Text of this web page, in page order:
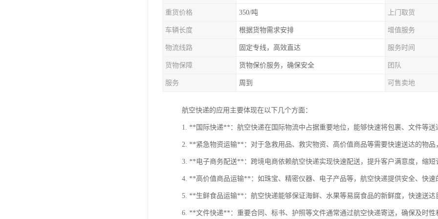
重货价格 350/吨 上门取货
车辆长度 根据货物需求安排 增值服务
物流线路 固定专线，高效直达 服务时间
货物保障 货物保价服务，确保安全 团队
服务 周到 可售卖地
航空快递的应用主要体现在以下几个方面：
1. **国际快递**：航空快递在国际物流中占据重要地位，能够快速将包裹、文件等
2. **紧急物资运输**：对于急救用品、救灾物资、高价值商品等需要快速送达的物品
3. **电子商务配送**：跨境电商依赖航空快递实现快速配送，提升客户满意度，缩短
4. **高价值商品运输**：如珠宝、精密仪器、电子产品等，航空快递提供安全、快
5. **生鲜食品运输**：航空快递能够保证海鲜、水果等易腐食品的新鲜度，快速送达
6. **文件快递**：重要合同、标书、护照等文件通常通过航空快递寄送，确保及时性